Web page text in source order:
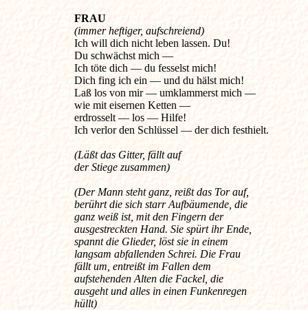
FRAU
(immer heftiger, aufschreiend)
Ich will dich nicht leben lassen. Du!
Du schwächst mich —
Ich töte dich — du fesselst mich!
Dich fing ich ein — und du hälst mich!
Laß los von mir — umklammerst mich —
wie mit eisernen Ketten —
erdrosselt — los — Hilfe!
Ich verlor den Schlüssel — der dich festhielt.
(Läßt das Gitter, fällt auf
der Stiege zusammen)
(Der Mann steht ganz, reißt das Tor auf,
berührt die sich starr Aufbäumende, die
ganz weiß ist, mit den Fingern der
ausgestreckten Hand. Sie spürt ihr Ende,
spannt die Glieder, löst sie in einem
langsam abfallenden Schrei. Die Frau
fällt um, entreißt im Fallen dem
aufstehenden Alten die Fackel, die
ausgeht und alles in einen Funkenregen
hüllt)